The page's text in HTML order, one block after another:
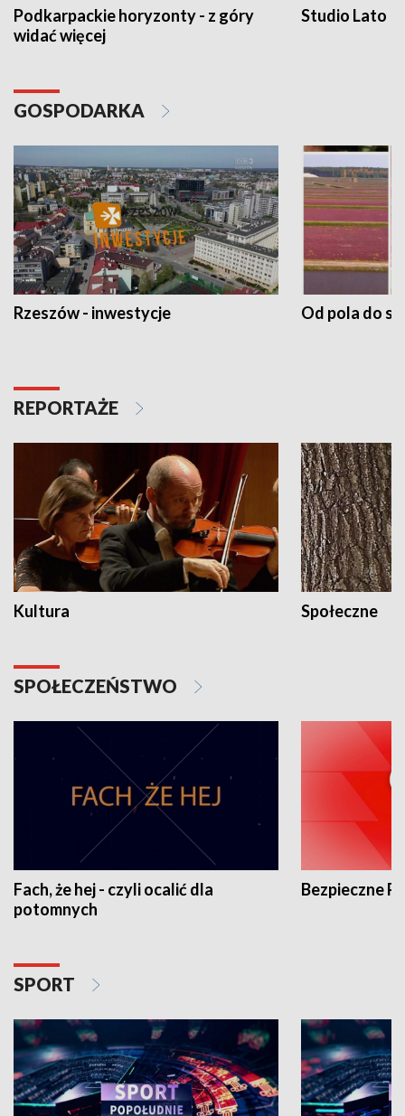
Podkarpackie horyzonty - z góry
widać więcej
Studio Lato
GOSPODARKA
Rzeszów - inwestycje Od pola do
REPORTAŻE
Kultura Społeczne
SPOŁECZEŃSTWO
Fach, że hej - czyli ocalić dla
potomnych
Bezpieczne
SPORT